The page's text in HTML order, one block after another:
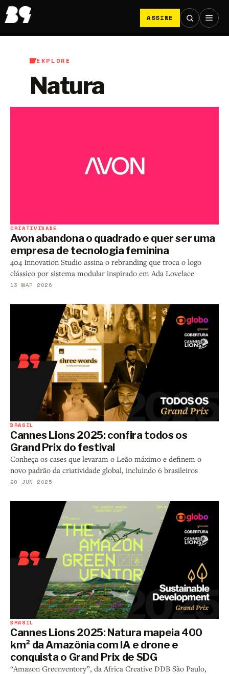
ASSINE
EXPLORE
Natura
CRIATIVIDADE
Avon abandona o quadrado e quer ser uma
empresa de tecnologia feminina
404 Innovation Studio assina o rebranding que troca o logo
clássico por sistema modular inspirado em Ada Lovelace
13 MAR 2026
BRASIL
Cannes Lions 2025: confira todos os
Grand Prix do festival
Conheça os cases que levaram o Leão máximo e definem o
novo padrão da criatividade global, incluindo 6 brasileiros
20 JUN 2025
BRASIL
Cannes Lions 2025: Natura mapeia 400
km² da Amazônia com IA e drone e
conquista o Grand Prix de SDG
“Amazon Greenventory”, da Africa Creative DDB São Paulo,